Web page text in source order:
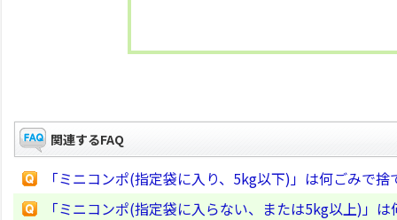
関連するFAQ
「ミニコンポ(指定袋に入り、5kg以下)」は何ごみで
「ミニコンポ(指定袋に入らない、または5kg以上)」